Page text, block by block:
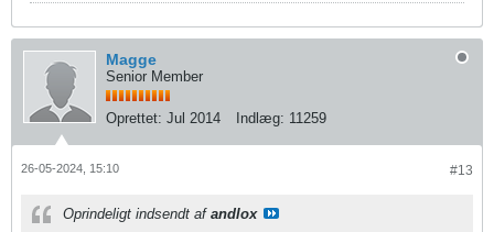
Magge
Senior Member
Oprettet: Jul 2014 Indlæg: 11259
#13
26-05-2024, 15:10
Oprindeligt indsendt af andlox